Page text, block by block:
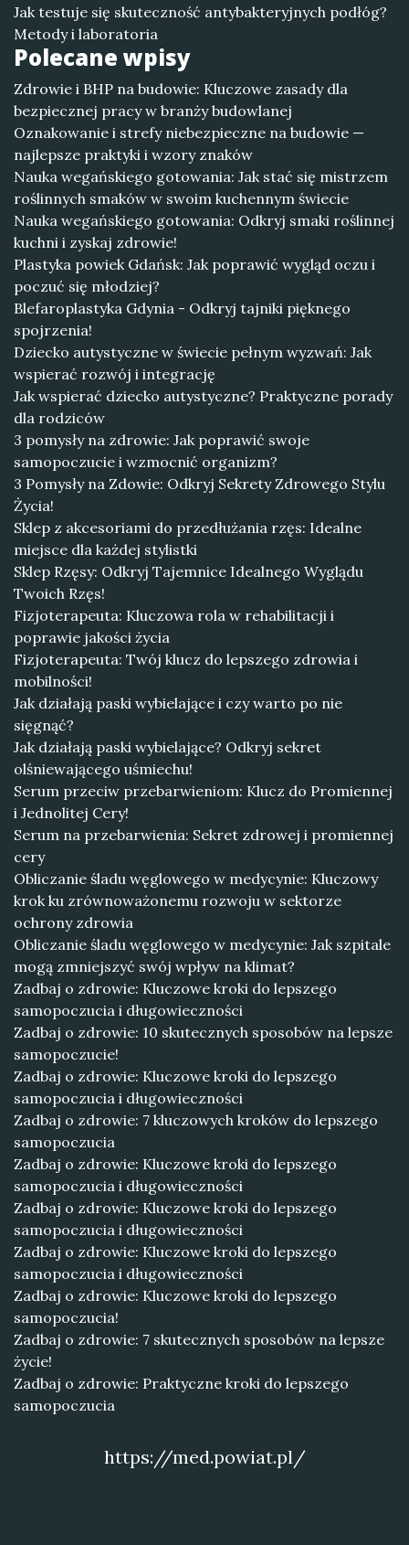
Jak testuje się skuteczność antybakteryjnych podłóg?
Metody i laboratoria
Polecane wpisy
Zdrowie i BHP na budowie: Kluczowe zasady dla
bezpiecznej pracy w branży budowlanej
Oznakowanie i strefy niebezpieczne na budowie —
najlepsze praktyki i wzory znaków
Nauka wegańskiego gotowania: Jak stać się mistrzem
roślinnych smaków w swoim kuchennym świecie
Nauka wegańskiego gotowania: Odkryj smaki roślinnej
kuchni i zyskaj zdrowie!
Plastyka powiek Gdańsk: Jak poprawić wygląd oczu i
poczuć się młodziej?
Blefaroplastyka Gdynia - Odkryj tajniki pięknego
spojrzenia!
Dziecko autystyczne w świecie pełnym wyzwań: Jak
wspierać rozwój i integrację
Jak wspierać dziecko autystyczne? Praktyczne porady
dla rodziców
3 pomysły na zdrowie: Jak poprawić swoje
samopoczucie i wzmocnić organizm?
3 Pomysły na Zdowie: Odkryj Sekrety Zdrowego Stylu
Życia!
Sklep z akcesoriami do przedłużania rzęs: Idealne
miejsce dla każdej stylistki
Sklep Rzęsy: Odkryj Tajemnice Idealnego Wyglądu
Twoich Rzęs!
Fizjoterapeuta: Kluczowa rola w rehabilitacji i
poprawie jakości życia
Fizjoterapeuta: Twój klucz do lepszego zdrowia i
mobilności!
Jak działają paski wybielające i czy warto po nie
sięgnąć?
Jak działają paski wybielające? Odkryj sekret
olśniewającego uśmiechu!
Serum przeciw przebarwieniom: Klucz do Promiennej
i Jednolitej Cery!
Serum na przebarwienia: Sekret zdrowej i promiennej
cery
Obliczanie śladu węglowego w medycynie: Kluczowy
krok ku zrównoważonemu rozwoju w sektorze
ochrony zdrowia
Obliczanie śladu węglowego w medycynie: Jak szpitale
mogą zmniejszyć swój wpływ na klimat?
Zadbaj o zdrowie: Kluczowe kroki do lepszego
samopoczucia i długowieczności
Zadbaj o zdrowie: 10 skutecznych sposobów na lepsze
samopoczucie!
Zadbaj o zdrowie: Kluczowe kroki do lepszego
samopoczucia i długowieczności
Zadbaj o zdrowie: 7 kluczowych kroków do lepszego
samopoczucia
Zadbaj o zdrowie: Kluczowe kroki do lepszego
samopoczucia i długowieczności
Zadbaj o zdrowie: Kluczowe kroki do lepszego
samopoczucia i długowieczności
Zadbaj o zdrowie: Kluczowe kroki do lepszego
samopoczucia i długowieczności
Zadbaj o zdrowie: Kluczowe kroki do lepszego
samopoczucia!
Zadbaj o zdrowie: 7 skutecznych sposobów na lepsze
życie!
Zadbaj o zdrowie: Praktyczne kroki do lepszego
samopoczucia
https://med.powiat.pl/